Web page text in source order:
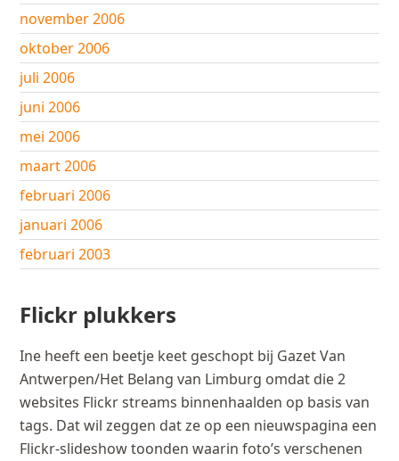
november 2006
oktober 2006
juli 2006
juni 2006
mei 2006
maart 2006
februari 2006
januari 2006
februari 2003
Flickr plukkers
Ine heeft een beetje keet geschopt bij Gazet Van
Antwerpen/Het Belang van Limburg omdat die 2
websites Flickr streams binnenhaalden op basis van
tags. Dat wil zeggen dat ze op een nieuwspagina een
Flickr-slideshow toonden waarin foto’s verschenen